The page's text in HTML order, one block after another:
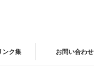
ンク集 お問い合わせ